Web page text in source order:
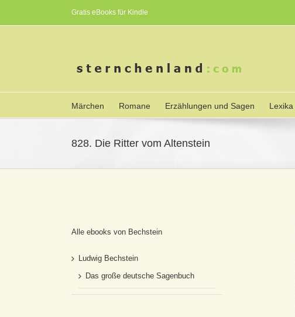
Gratis eBooks für Kindle
Märchen Romane Erzählungen und Sagen Lexika
828. Die Ritter vom Altenstein
Alle ebooks von Bechstein
Ludwig Bechstein
Das große deutsche Sagenbuch